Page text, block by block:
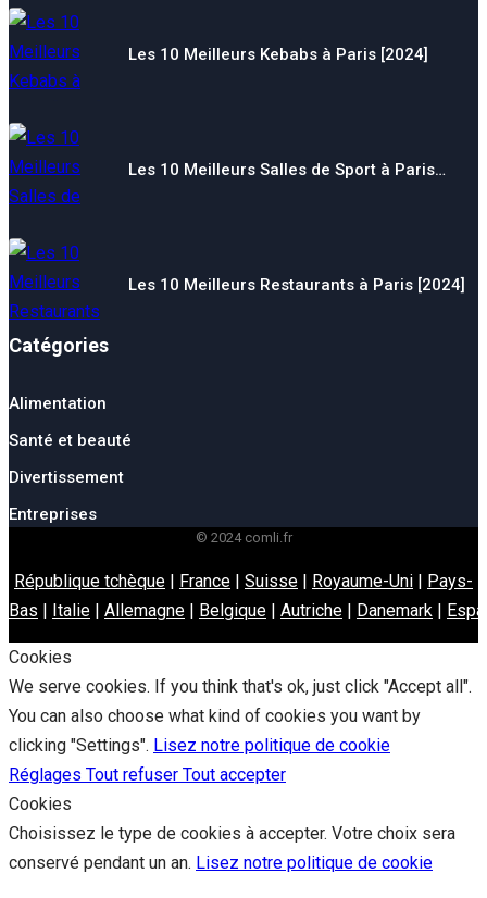
Les 10 Meilleurs Kebabs à Paris [2024]
Les 10 Meilleurs Salles de Sport à Paris…
Les 10 Meilleurs Restaurants à Paris [2024]
Catégories
Alimentation
Santé et beauté
Divertissement
Entreprises
© 2024 comli.fr
République tchèque | France | Suisse | Royaume-Uni | Pays-
Bas | Italie | Allemagne | Belgique | Autriche | Danemark |
Cookies
We serve cookies. If you think that's ok, just click "Accept all".
You can also choose what kind of cookies you want by
clicking "Settings". Lisez notre politique de cookie
Réglages Tout refuser Tout accepter
Cookies
Choisissez le type de cookies à accepter. Votre choix sera
conservé pendant un an. Lisez notre politique de cookie